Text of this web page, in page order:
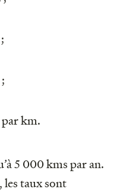
km.
5 000 kms par an.
taux sont